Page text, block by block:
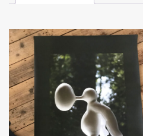
van
Rotterdam
aantal